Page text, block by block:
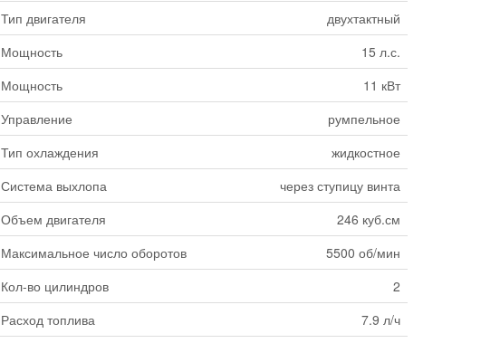
Тип двигателя
двухтактный
Мощность
15 л.с.
Мощность
11 кВт
Управление
румпельное
Тип охлаждения
жидкостное
Система выхлопа
через ступицу винта
Объем двигателя
246 куб.см
Максимальное число оборотов
5500 об/мин
Кол-во цилиндров
2
Расход топлива
7.9 л/ч